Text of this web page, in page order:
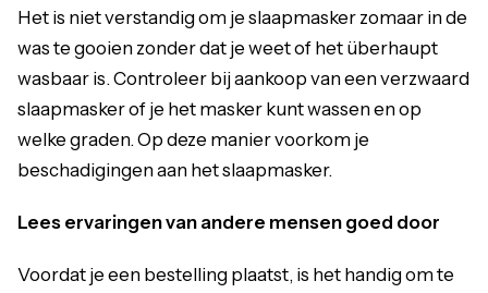
Het is niet verstandig om je slaapmasker zomaar in de
was te gooien zonder dat je weet of het überhaupt
wasbaar is. Controleer bij aankoop van een verzwaard
slaapmasker of je het masker kunt wassen en op
welke graden. Op deze manier voorkom je
beschadigingen aan het slaapmasker.
Lees ervaringen van andere mensen goed door
Voordat je een bestelling plaatst, is het handig om te